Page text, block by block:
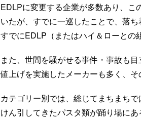
EDLPに変更する企業が多数あり、
いたが、すでに一巡したことで、落
すでにEDLP（またはハイ＆ローとの
また、世間を騒がせる事件・事故も
値上げを実施したメーカーも多く、
カテゴリー別では、総じてまちまち
けん引してきたパスタ類が踊り場に